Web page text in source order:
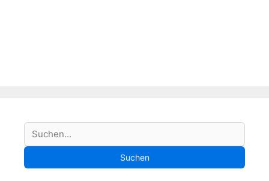
S
u
c
Suchen
Suchen